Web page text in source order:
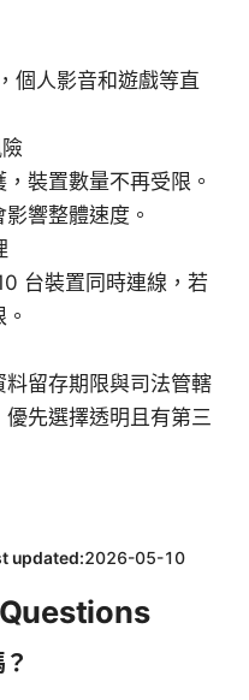
個人影音和遊戲等直
裝置數量不再受限。
響整體速度。
台裝置同時連線，若
留存期限與司法管轄
先選擇透明且有第三
updated:2026-05-10